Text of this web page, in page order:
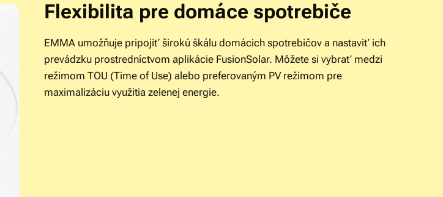
Flexibilita pre domáce spotrebiče
EMMA umožňuje pripojiť širokú škálu domácich spotrebičov a nastaviť ich
prevádzku prostredníctvom aplikácie FusionSolar. Môžete si vybrať medzi
režimom TOU (Time of Use) alebo preferovaným PV režimom pre
maximalizáciu využitia zelenej energie.